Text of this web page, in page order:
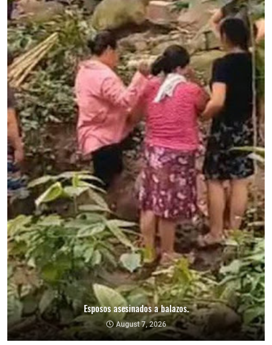
Esposos asesinados a balazos.
August 7, 2026